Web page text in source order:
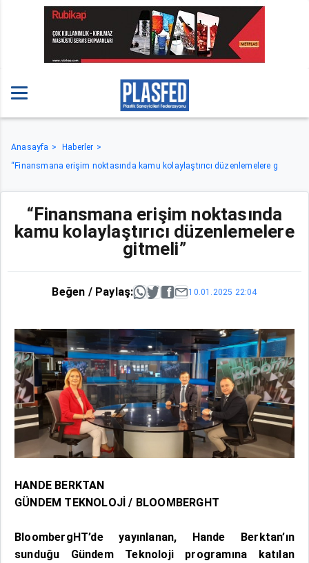
Anasayfa
Haberler
“Finansmana erişim noktasında kamu kolaylaştırıcı düzenlemelere g
“Finansmana erişim noktasında
kamu kolaylaştırıcı düzenlemelere
gitmeli”
Beğen / Paylaş: 10.01.2025 22:04
HANDE BERKTAN
GÜNDEM TEKNOLOJİ / BLOOMBERGHT
BloombergHT’de yayınlanan, Hande Berktan’ın
sunduğu Gündem Teknoloji programına katılan